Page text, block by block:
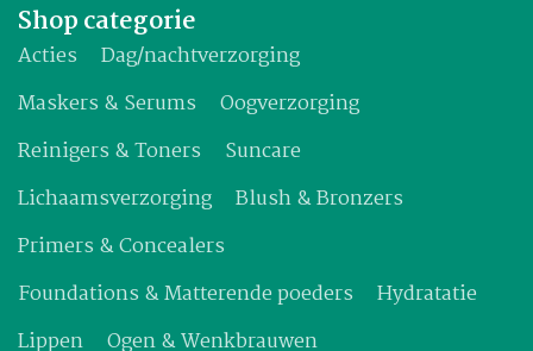
Shop categorie
Acties
Dag/nachtverzorging
Maskers & Serums
Oogverzorging
Reinigers & Toners
Suncare
Lichaamsverzorging
Blush & Bronzers
Primers & Concealers
Foundations & Matterende poeders
Hydratatie
Lippen
Ogen & Wenkbrauwen